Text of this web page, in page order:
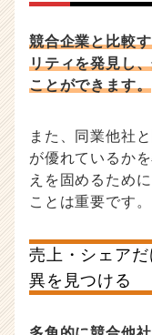
競合企業と比較
リティを発見し
ことができます。
また、同業他社
が優れているか
えを固めるため
ことは重要です。
売上・シェア
異を見つける